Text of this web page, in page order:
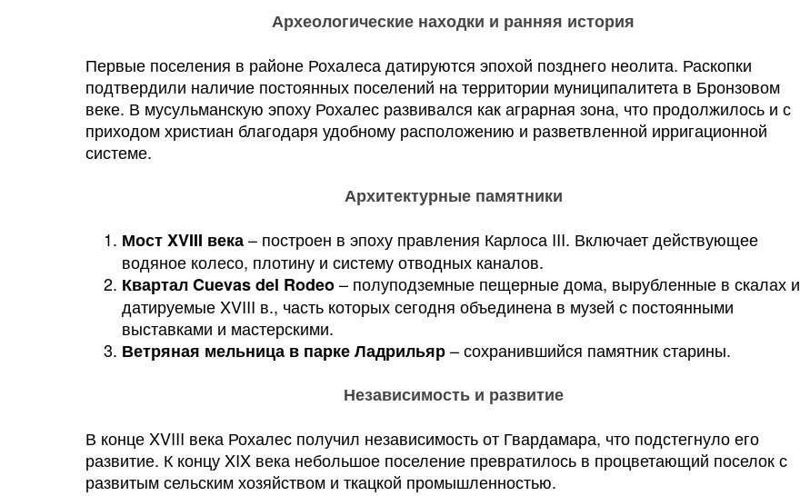
Археологические находки и ранняя история
Первые поселения в районе Рохалеса датируются эпохой позднего неолита. Раскопки
подтвердили наличие постоянных поселений на территории муниципалитета в Бронзовом
веке. В мусульманскую эпоху Рохалес развивался как аграрная зона, что продолжилось и с
приходом христиан благодаря удобному расположению и разветвленной ирригационной
системе.
Архитектурные памятники
Мост XVIII века– построен в эпоху правления Карлоса III. Включает действующее
водяное колесо, плотину и систему отводных каналов.
Квартал Cuevas del Rodeo– полуподземные пещерные дома, вырубленные в скалах и
датируемые XVIII в., часть которых сегодня объединена в музей с постоянными
выставками и мастерскими.
Ветряная мельница в парке Ладрильяр– сохранившийся памятник старины.
Независимость и развитие
В конце XVIII века Рохалес получил независимость от Гвардамара, что подстегнуло его
развитие. К концу XIX века небольшое поселение превратилось в процветающий поселок с
развитым сельским хозяйством и ткацкой промышленностью.